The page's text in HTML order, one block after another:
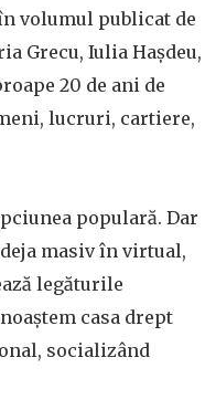
volumul publicat de
Grecu, Iulia Hașdeu,
20 de ani de
lucruri, cartiere,
populară. Dar
masiv în virtual,
legăturile
casa drept
socializând